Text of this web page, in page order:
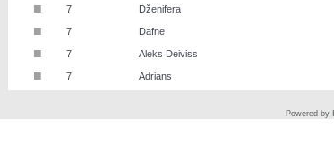
■ 7 Dženifera
■ 7 Dafne
■ 7 Aleks Deiviss
■ 7 Adrians
Powered by